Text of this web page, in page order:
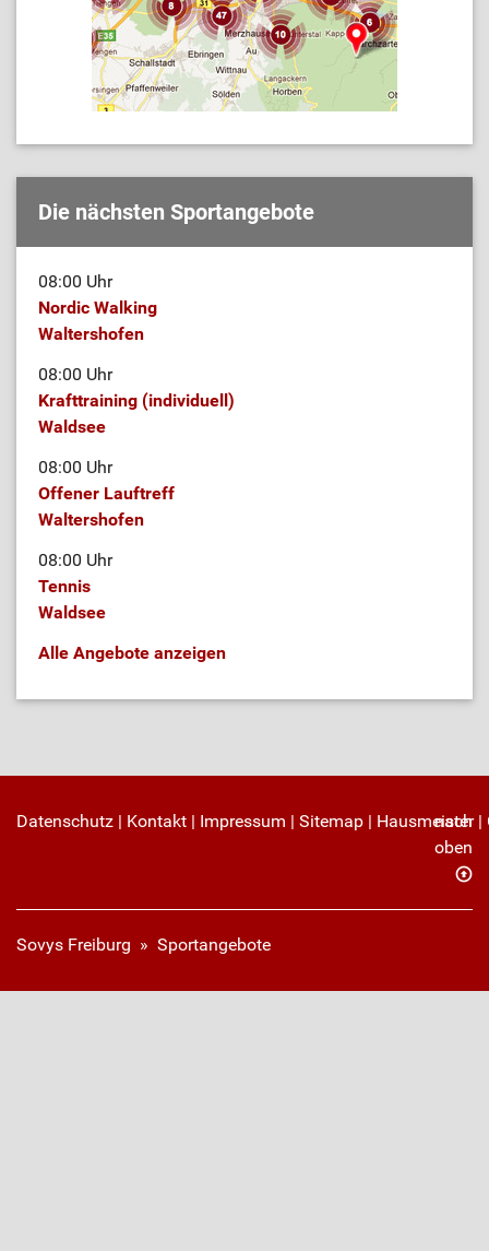
Die nächsten Sportangebote
08:00 Uhr
Nordic Walking
Waltershofen
08:00 Uhr
Krafttraining (individuell)
Waldsee
08:00 Uhr
Offener Lauftreff
Waltershofen
08:00 Uhr
Tennis
Waldsee
Alle Angebote anzeigen
Datenschutz | Kontakt | Impressum | Sitemap | Hausmeister|
nach
oben
Sovys Freiburg » Sportangebote